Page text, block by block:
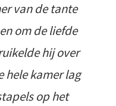
van de tante
om de liefde
hij over
hele kamer lag
op het